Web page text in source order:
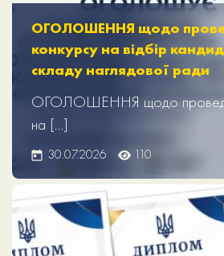
ОГОЛОШЕННЯ щодо
конкурсу на відбір
складу наглядової ради
ОГОЛОШЕННЯ щодо
на […]
30.07.2026 110